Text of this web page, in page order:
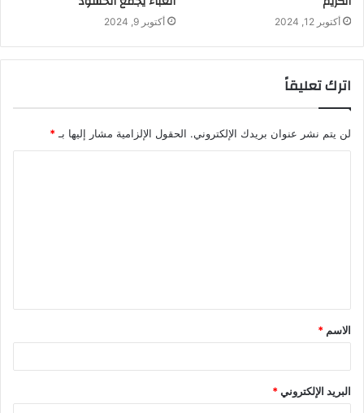
أكتوبر 12, 2024 أكتوبر 9, 2024
اترك تعليقاً
لن يتم نشر عنوان بريدك الإلكتروني. الحقول الإلزامية مشار إليها بـ*
الاسم *
البريد الإلكتروني*